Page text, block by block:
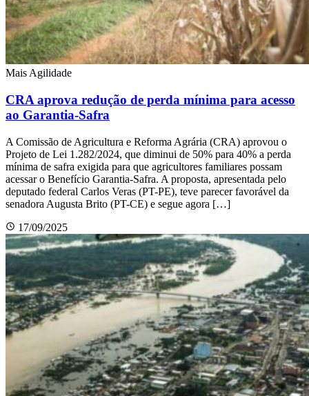
Mais Agilidade
CRA aprova redução de perda mínima para acesso
ao Garantia-Safra
A Comissão de Agricultura e Reforma Agrária (CRA) aprovou o
Projeto de Lei 1.282/2024, que diminui de 50% para 40% a perda
mínima de safra exigida para que agricultores familiares possam
acessar o Benefício Garantia-Safra. A proposta, apresentada pelo
deputado federal Carlos Veras (PT-PE), teve parecer favorável da
senadora Augusta Brito (PT-CE) e segue agora […]
17/09/2025